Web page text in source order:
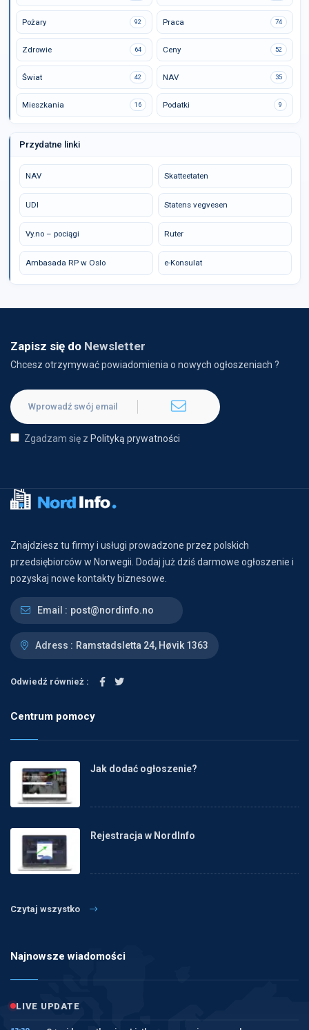
Pożary 92 Praca 74
Zdrowie 64 Ceny 52
Świat 42 NAV 35
Mieszkania 16 Podatki 9
Przydatne linki
NAV Skatteetaten
UDI Statens vegvesen
Vy.no – pociągi Ruter
Ambasada RP w Oslo e-Konsulat
Zapisz się do Newsletter
Chcesz otrzymywać powiadomienia o nowych ogłoszeniach ?
Zgadzam się z Polityką prywatności
Znajdziesz tu firmy i usługi prowadzone przez polskich
przedsiębiorców w Norwegii. Dodaj już dziś darmowe ogłoszenie i
pozyskaj nowe kontakty biznesowe.
Email : post@nordinfo.no
Adress : Ramstadsletta 24, Høvik 1363
Odwiedź również :
Centrum pomocy
Jak dodać ogłoszenie?
Rejestracja w NordInfo
Czytaj wszystko
Najnowsze wiadomości
LIVE UPDATE